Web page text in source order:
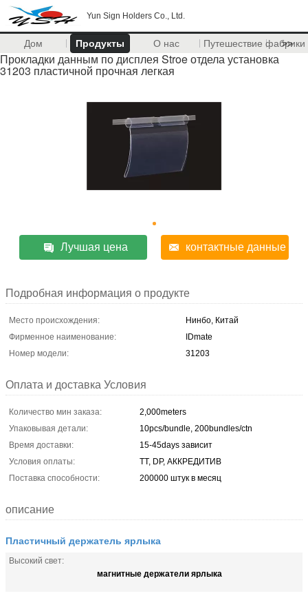
Yun Sign Holders Co., Ltd.
Дом Продукты О нас Путешествие фабрики
>>
Прокладки данным по дисплея Stroe отдела установка
31203 пластичной прочная легкая
Лучшая цена контактные данные
Подробная информация о продукте
Место происхождения:
Нинбо, Китай
Фирменное наименование:
IDmate
Номер модели:
31203
Оплата и доставка Условия
Количество мин заказа:
2,000meters
Упаковывая детали:
10pcs/bundle, 200bundles/ctn
Время доставки:
15-45days зависит
Условия оплаты:
TT, DP, АККРЕДИТИВ
Поставка способности:
200000 штук в месяц
описание
Пластичный держатель ярлыка
Высокий свет:
магнитные держатели ярлыка